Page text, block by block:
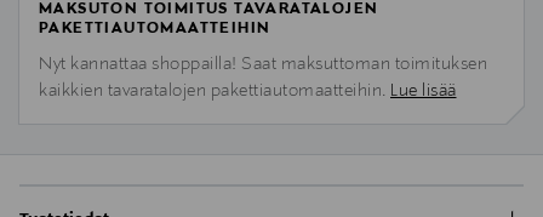
MAKSUTON TOIMITUS TAVARATALOJEN
PAKETTIAUTOMAATTEIHIN
Nyt kannattaa shoppailla! Saat maksuttoman toimituksen
kaikkien tavaratalojen pakettiautomaatteihin. Lue lisää